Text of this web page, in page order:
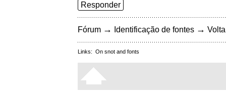
Responder
Fórum → Identificação de fontes →
Links: On snot and fonts